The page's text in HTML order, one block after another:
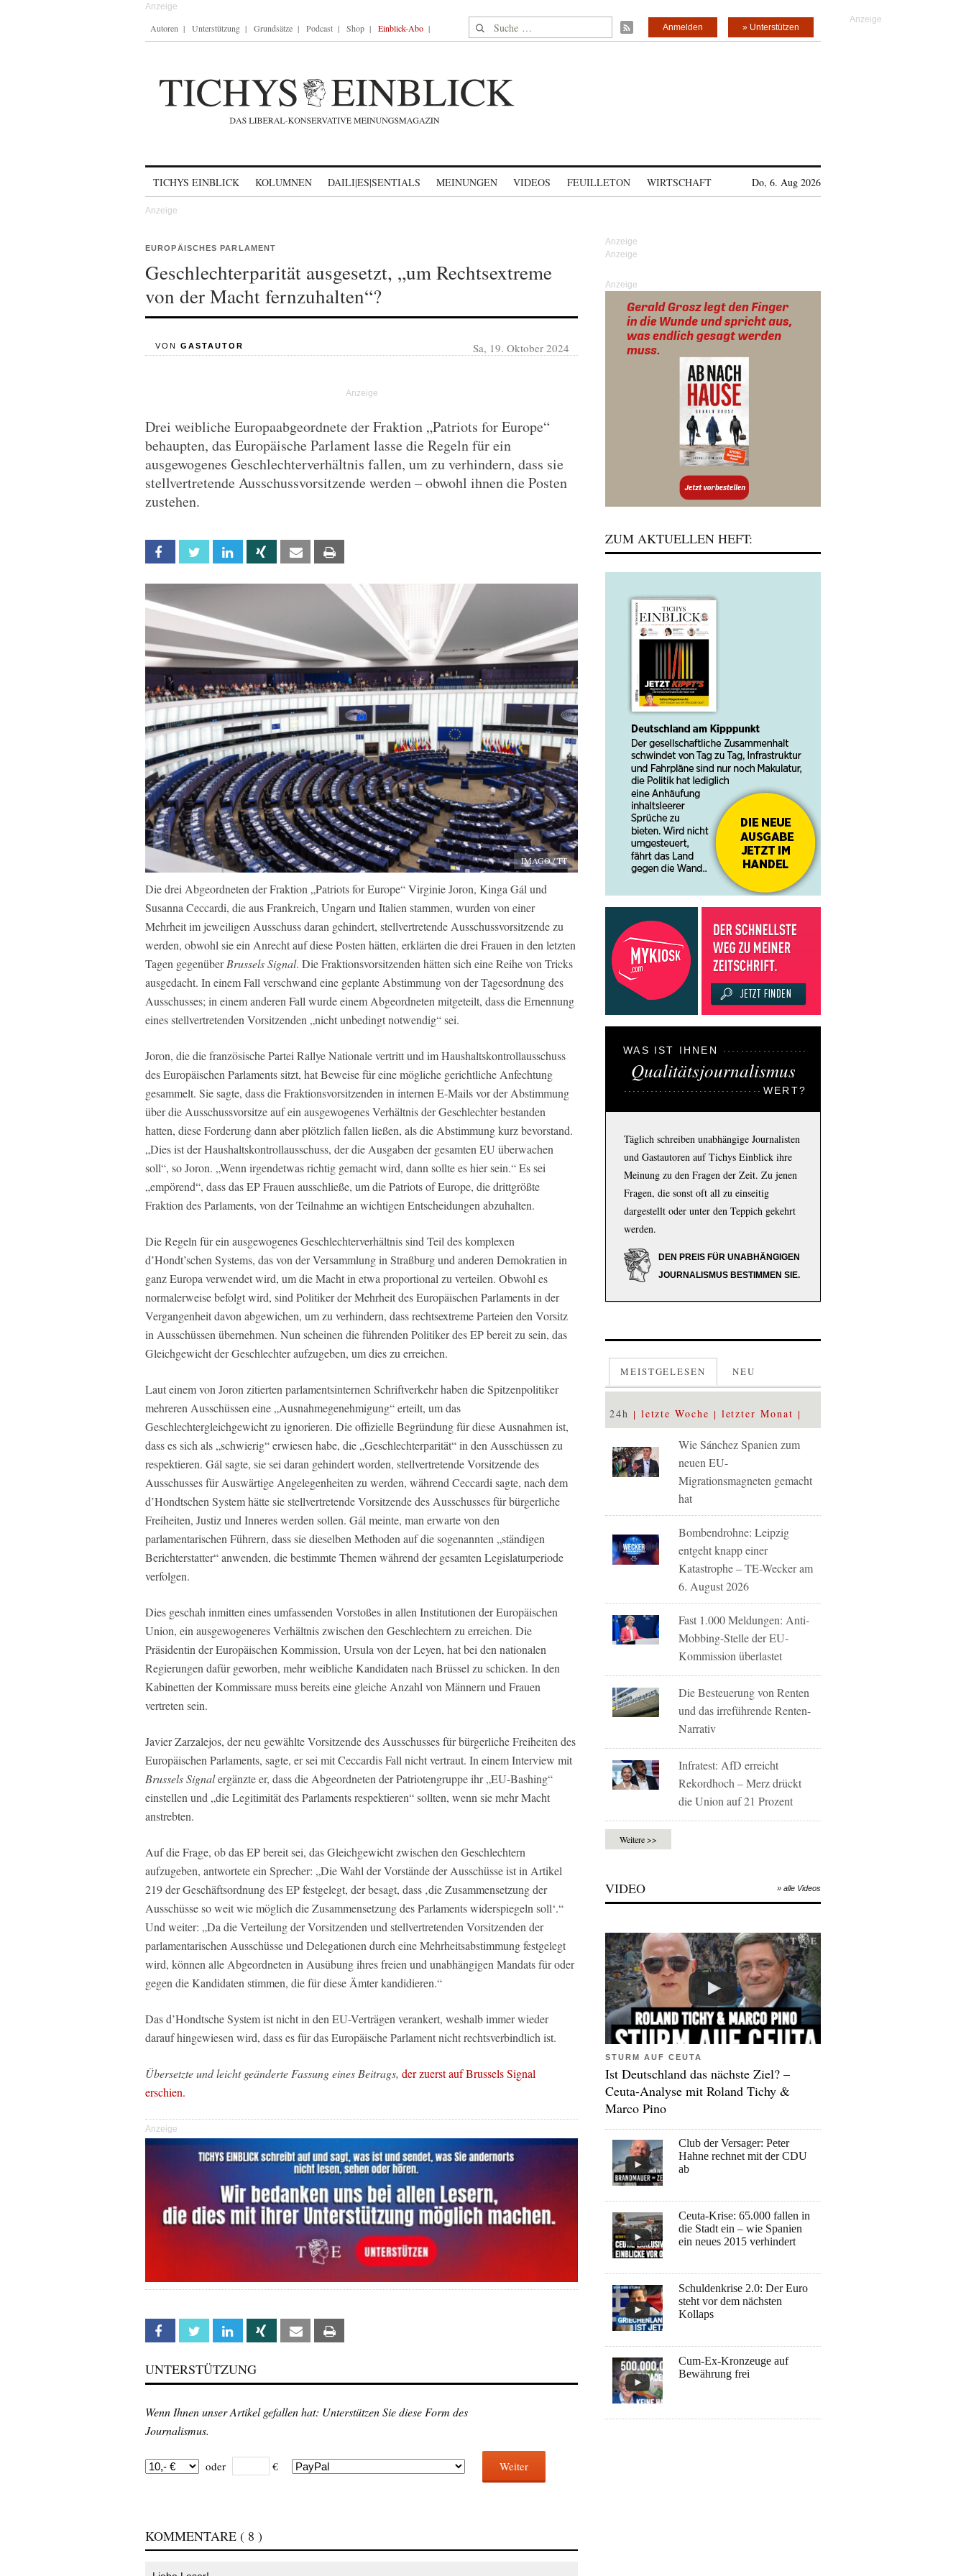
Autoren Unterstützung Grundsätze Podcast Shop Einblick-Abo Suche nach: » Unterstützen
Anmelden
TICHYS EINBLICK KOLUMNEN DAILI|ES|SENTIALS MEINUNGEN VIDEOS FEUILLETON WIRTSCHAFT Do, 6. Aug 2026
EUROPÄISCHES PARLAMENT
Geschlechterparität ausgesetzt, „um Rechtsextreme
von der Macht fernzuhalten“?
VON GASTAUTOR Sa, 19. Oktober 2024
Drei weibliche Europaabgeordnete der Fraktion „Patriots for Europe“
behaupten, das Europäische Parlament lasse die Regeln für ein
ausgewogenes Geschlechterverhältnis fallen, um zu verhindern, dass sie
stellvertretende Ausschussvorsitzende werden – obwohl ihnen die Posten
zustehen.
Facebook Twitter Linkedin Xing Email
IMAGO / TT
Die drei Abgeordneten der Fraktion „Patriots for Europe“ Virginie Joron, Kinga Gál und
Susanna Ceccardi, die aus Frankreich, Ungarn und Italien stammen, wurden von einer
Mehrheit im jeweiligen Ausschuss daran gehindert, stellvertretende Ausschussvorsitzende zu
werden, obwohl sie ein Anrecht auf diese Posten hätten, erklärten die drei Frauen in den letzten
Tagen gegenüberBrussels Signal. Die Fraktionsvorsitzenden hätten sich eine Reihe von Tricks
ausgedacht. In einem Fall verschwand eine geplante Abstimmung von der Tagesordnung des
Ausschusses; in einem anderen Fall wurde einem Abgeordneten mitgeteilt, dass die Ernennung
eines stellvertretenden Vorsitzenden „nicht unbedingt notwendig“ sei.
Joron, die die französische Partei Rallye Nationale vertritt und im Haushaltskontrollausschuss
des Europäischen Parlaments sitzt, hat Beweise für eine mögliche gerichtliche Anfechtung
gesammelt. Sie sagte, dass die Fraktionsvorsitzenden in internen E-Mails vor der Abstimmung
über die Ausschussvorsitze auf ein ausgewogenes Verhältnis der Geschlechter bestanden
hatten, diese Forderung dann aber plötzlich fallen ließen, als die Abstimmung kurz bevorstand.
„Dies ist der Haushaltskontrollausschuss, der die Ausgaben der gesamten EU überwachen
soll“, so Joron. „Wenn irgendetwas richtig gemacht wird, dann sollte es hier sein.“ Es sei
„empörend“, dass das EP Frauen ausschließe, um die Patriots of Europe, die drittgrößte
Fraktion des Parlaments, von der Teilnahme an wichtigen Entscheidungen abzuhalten.
Die Regeln für ein ausgewogenes Geschlechterverhältnis sind Teil des komplexen
d’Hondt’schen Systems, das von der Versammlung in Straßburg und anderen Demokratien in
ganz Europa verwendet wird, um die Macht in etwa proportional zu verteilen. Obwohl es
normalerweise befolgt wird, sind Politiker der Mehrheit des Europäischen Parlaments in der
Vergangenheit davon abgewichen, um zu verhindern, dass rechtsextreme Parteien den Vorsitz
in Ausschüssen übernehmen. Nun scheinen die führenden Politiker des EP bereit zu sein, das
Gleichgewicht der Geschlechter aufzugeben, um dies zu erreichen.
Laut einem von Joron zitierten parlamentsinternen Schriftverkehr haben die Spitzenpolitiker
mehreren Ausschüssen eine „Ausnahmegenehmigung“ erteilt, um das
Geschlechtergleichgewicht zu ignorieren. Die offizielle Begründung für diese Ausnahmen ist,
dass es sich als „schwierig“ erwiesen habe, die „Geschlechterparität“ in den Ausschüssen zu
respektieren. Gál sagte, sie sei daran gehindert worden, stellvertretende Vorsitzende des
Ausschusses für Auswärtige Angelegenheiten zu werden, während Ceccardi sagte, nach dem
d’Hondtschen System hätte sie stellvertretende Vorsitzende des Ausschusses für bürgerliche
Freiheiten, Justiz und Inneres werden sollen. Gál meinte, man erwarte von den
parlamentarischen Führern, dass sie dieselben Methoden auf die sogenannten „ständigen
Berichterstatter“ anwenden, die bestimmte Themen während der gesamten Legislaturperiode
verfolgen.
Dies geschah inmitten eines umfassenden Vorstoßes in allen Institutionen der Europäischen
Union, ein ausgewogeneres Verhältnis zwischen den Geschlechtern zu erreichen. Die
Präsidentin der Europäischen Kommission, Ursula von der Leyen, hat bei den nationalen
Regierungen dafür geworben, mehr weibliche Kandidaten nach Brüssel zu schicken. In den
Kabinetten der Kommissare muss bereits eine gleiche Anzahl von Männern und Frauen
vertreten sein.
Javier Zarzalejos, der neu gewählte Vorsitzende des Ausschusses für bürgerliche Freiheiten des
Europäischen Parlaments, sagte, er sei mit Ceccardis Fall nicht vertraut. In einem Interview mit
Brussels Signalergänzte er, dass die Abgeordneten der Patriotengruppe ihr „EU-Bashing“
einstellen und „die Legitimität des Parlaments respektieren“ sollten, wenn sie mehr Macht
anstrebten.
Auf die Frage, ob das EP bereit sei, das Gleichgewicht zwischen den Geschlechtern
aufzugeben, antwortete ein Sprecher: „Die Wahl der Vorstände der Ausschüsse ist in Artikel
219 der Geschäftsordnung des EP festgelegt, der besagt, dass ‚die Zusammensetzung der
Ausschüsse so weit wie möglich die Zusammensetzung des Parlaments widerspiegeln soll‘.“
Und weiter: „Da die Verteilung der Vorsitzenden und stellvertretenden Vorsitzenden der
parlamentarischen Ausschüsse und Delegationen durch eine Mehrheitsabstimmung festgelegt
wird, können alle Abgeordneten in Ausübung ihres freien und unabhängigen Mandats für oder
gegen die Kandidaten stimmen, die für diese Ämter kandidieren.“
Das d’Hondtsche System ist nicht in den EU-Verträgen verankert, weshalb immer wieder
darauf hingewiesen wird, dass es für das Europäische Parlament nicht rechtsverbindlich ist.
Übersetzte und leicht geänderte Fassung eines Beitrags, der zuerst auf Brussels Signal
erschien.
Anzeige
Facebook Twitter Linkedin Xing Email
UNTERSTÜTZUNG
Wenn Ihnen unser Artikel gefallen hat: Unterstützen Sie diese Form des
Journalismus.
oder € Weiter
KOMMENTARE ( 8 )
Anzeige
ZUM AKTUELLEN HEFT:
WAS IST IHNEN
Qualitätsjournalismus
WERT?
Täglich schreiben unabhängige Journalisten
und Gastautoren auf Tichys Einblick ihre
Meinung zu den Fragen der Zeit. Zu jenen
Fragen, die sonst oft all zu einseitig
dargestellt oder unter den Teppich gekehrt
werden.
DEN PREIS FÜR UNABHÄNGIGEN
JOURNALISMUS BESTIMMEN SIE.
MEISTGELESEN NEU
24h letzte Woche letzter Monat
Wie Sánchez Spanien zum
neuen EU-
Migrationsmagneten gemacht
hat
Bombendrohne: Leipzig
entgeht knapp einer
Katastrophe – TE-Wecker am
6. August 2026
Fast 1.000 Meldungen: Anti-
Mobbing-Stelle der EU-
Kommission überlastet
Die Besteuerung von Renten
und das irreführende Renten-
Narrativ
Infratest: AfD erreicht
Rekordhoch – Merz drückt
die Union auf 21 Prozent
Weitere >>
VIDEO » alle Videos
STURM AUF CEUTA
Ist Deutschland das nächste Ziel? –
Ceuta-Analyse mit Roland Tichy &
Marco Pino
Club der Versager: Peter
Hahne rechnet mit der CDU
ab
Ceuta-Krise: 65.000 fallen in
die Stadt ein – wie Spanien
ein neues 2015 verhindert
Schuldenkrise 2.0: Der Euro
steht vor dem nächsten
Kollaps
Cum-Ex-Kronzeuge auf
Bewährung frei